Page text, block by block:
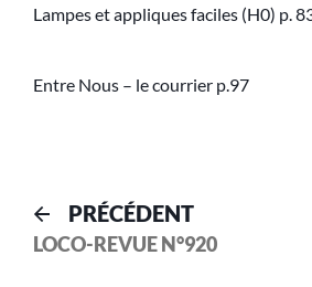
Lampes et appliques faciles (H0) p.
Entre Nous – le courrier p.97
PRÉCÉDENT
LOCO-REVUE N°920